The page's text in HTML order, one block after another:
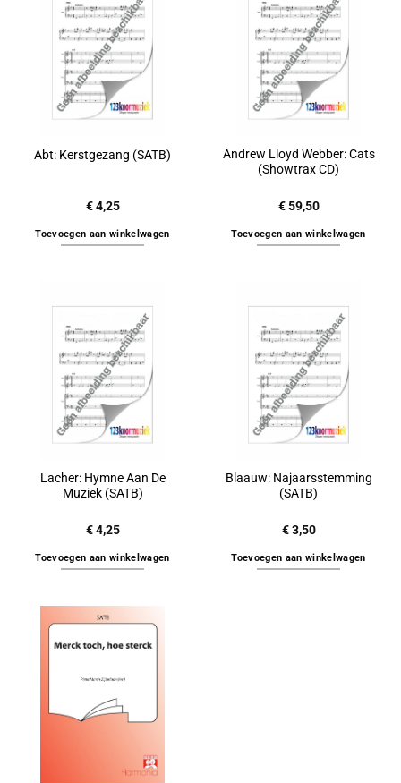
Abt: Kerstgezang (SATB)
€4,25
Toevoegen aan winkelwagen
Andrew Lloyd Webber: Cats
(Showtrax CD)
€59,50
Toevoegen aan winkelwagen
Lacher: Hymne Aan De
Muziek (SATB)
€4,25
Toevoegen aan winkelwagen
Blaauw: Najaarsstemming
(SATB)
€3,50
Toevoegen aan winkelwagen